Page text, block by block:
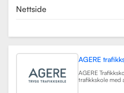
Nettside
AGERE
AGERE
trafikkskole med